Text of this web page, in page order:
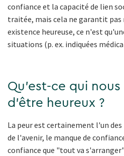
confiance et la capacité de lien
traitée, mais cela ne garantit pas
existence heureuse, ce n'est
situations (p. ex. indiquées
Qu'est-ce qui
d'être heureux ?
La peur est certainement l'un
de l'avenir, le manque de
confiance que "tout va